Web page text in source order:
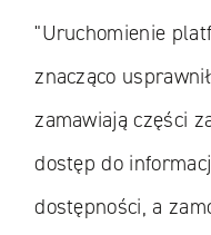
"Uruchomienie
znacząco
zamawiają części
dostęp do
dostępności, a